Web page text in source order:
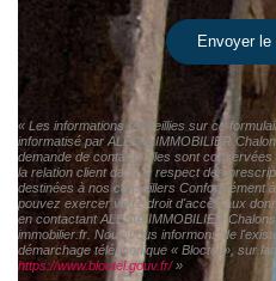
Envoyer le
« Les informations recueillies sur ce
informatisé par ALESIA IMMOBILIER
demande de contact. Elles sont
la relation client dans le respect des
destinées à nos conseillers Conformément
pouvez exercer votre droit d'accès aux
en contactant ALESIA IMMOBILIER
immobilier.fr. Nous vous informons de
démarchage téléphonique « Bloctel », sur
https://www.bloctel.gouv.fr/»